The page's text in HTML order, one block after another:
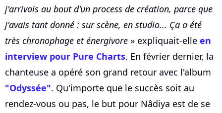
j'arrivais au bout d'un process de création, parce que
j'avais tant donné : sur scène, en studio... Ça a été
très chronophage et énergivore » expliquait-elle en
interview pour Pure Charts. En février dernier, la
chanteuse a opéré son grand retour avec l'album
"Odyssée". Qu'importe que le succès soit au
rendez-vous ou pas, le but pour Nâdiya est de se